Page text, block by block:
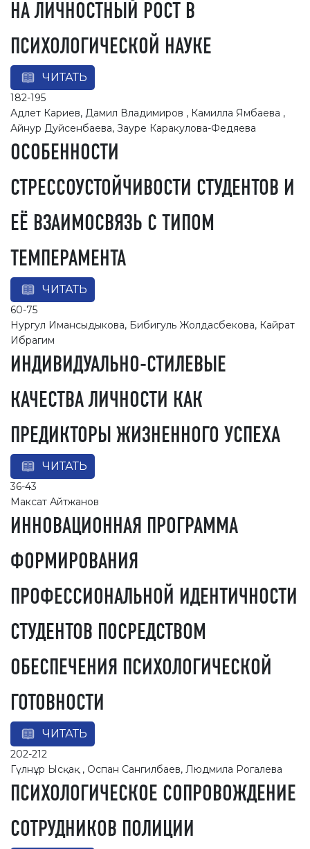
НА ЛИЧНОСТНЫЙ РОСТ В
ПСИХОЛОГИЧЕСКОЙ НАУКЕ
ЧИТАТЬ
182-195
Адлет Кариев, Дамил Владимиров , Камилла Ямбаева ,
Айнур Дуйсенбаева, Зауре Каракулова-Федяева
ОСОБЕННОСТИ
СТРЕССОУСТОЙЧИВОСТИ СТУДЕНТОВ И
ЕЁ ВЗАИМОСВЯЗЬ С ТИПОМ
ТЕМПЕРАМЕНТА
ЧИТАТЬ
60-75
Нургул Имансыдыкова, Бибигуль Жолдасбекова, Кайрат
Ибрагим
ИНДИВИДУАЛЬНО-СТИЛЕВЫЕ
КАЧЕСТВА ЛИЧНОСТИ КАК
ПРЕДИКТОРЫ ЖИЗНЕННОГО УСПЕХА
ЧИТАТЬ
36-43
Максат Айтжанов
ИННОВАЦИОННАЯ ПРОГРАММА
ФОРМИРОВАНИЯ
ПРОФЕССИОНАЛЬНОЙ ИДЕНТИЧНОСТИ
СТУДЕНТОВ ПОСРЕДСТВОМ
ОБЕСПЕЧЕНИЯ ПСИХОЛОГИЧЕСКОЙ
ГОТОВНОСТИ
ЧИТАТЬ
202-212
Гүлнұр Ысқақ , Оспан Сангилбаев, Людмила Рогалева
ПСИХОЛОГИЧЕСКОЕ СОПРОВОЖДЕНИЕ
СОТРУДНИКОВ ПОЛИЦИИ